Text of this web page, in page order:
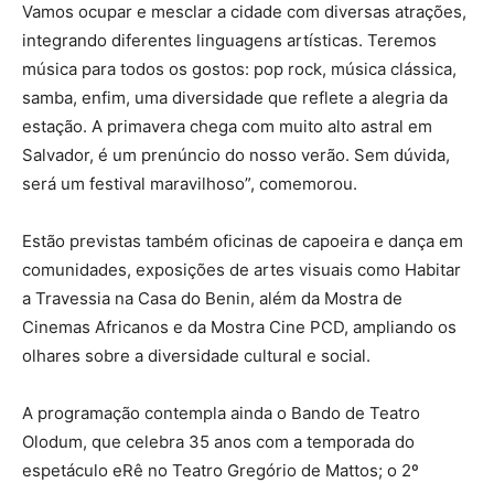
Vamos ocupar e mesclar a cidade com diversas atrações,
integrando diferentes linguagens artísticas. Teremos
música para todos os gostos: pop rock, música clássica,
samba, enfim, uma diversidade que reflete a alegria da
estação. A primavera chega com muito alto astral em
Salvador, é um prenúncio do nosso verão. Sem dúvida,
será um festival maravilhoso”, comemorou.
Estão previstas também oficinas de capoeira e dança em
comunidades, exposições de artes visuais como Habitar
a Travessia na Casa do Benin, além da Mostra de
Cinemas Africanos e da Mostra Cine PCD, ampliando os
olhares sobre a diversidade cultural e social.
A programação contempla ainda o Bando de Teatro
Olodum, que celebra 35 anos com a temporada do
espetáculo eRê no Teatro Gregório de Mattos; o 2º